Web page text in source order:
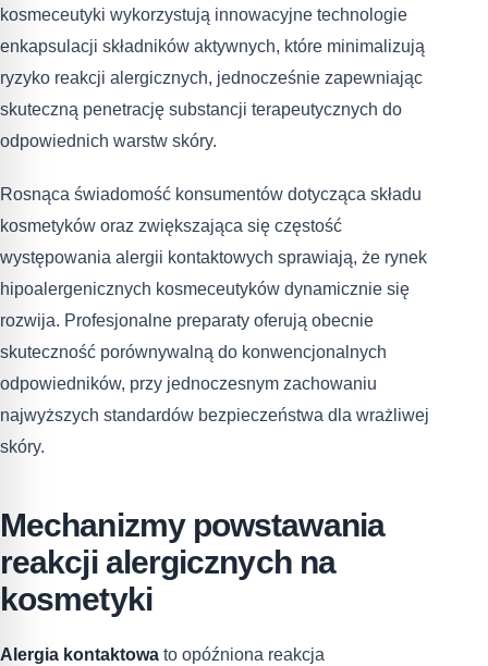
kosmeceutyki wykorzystują innowacyjne technologie
enkapsulacji składników aktywnych, które minimalizują
ryzyko reakcji alergicznych, jednocześnie zapewniając
skuteczną penetrację substancji terapeutycznych do
odpowiednich warstw skóry.
Rosnąca świadomość konsumentów dotycząca składu
kosmetyków oraz zwiększająca się częstość
występowania alergii kontaktowych sprawiają, że rynek
hipoalergenicznych kosmeceutyków dynamicznie się
rozwija. Profesjonalne preparaty oferują obecnie
skuteczność porównywalną do konwencjonalnych
odpowiedników, przy jednoczesnym zachowaniu
najwyższych standardów bezpieczeństwa dla wrażliwej
skóry.
Mechanizmy powstawania
reakcji alergicznych na
kosmetyki
Alergia kontaktowa to opóźniona reakcja